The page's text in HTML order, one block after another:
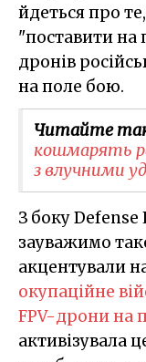
йдеться про
"поставити на
дронів
на поле бою.
Читайте
кошмарять
з влучними
З боку Defense
зауважимо
акцентували
окупаційне
FPV-дрони на
активізувала